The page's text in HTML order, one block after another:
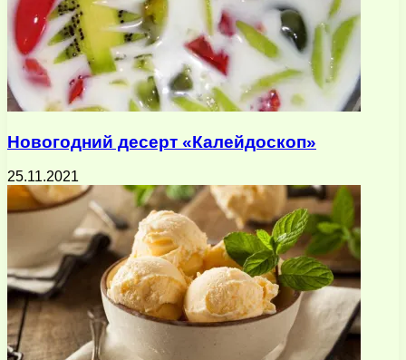
Новогодний десерт «Калейдоскоп»
25.11.2021